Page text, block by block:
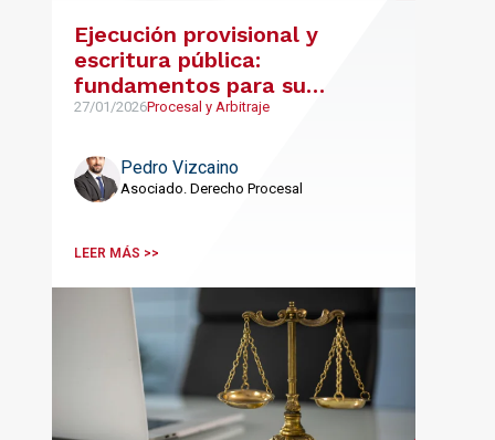
Ejecución provisional y
escritura pública:
fundamentos para su
viabilidad
27/01/2026Procesal y Arbitraje
Pedro Vizcaino
Asociado. Derecho Procesal
LEER MÁS >>